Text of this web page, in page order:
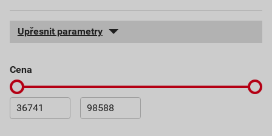
Upřesnit parametry
cena